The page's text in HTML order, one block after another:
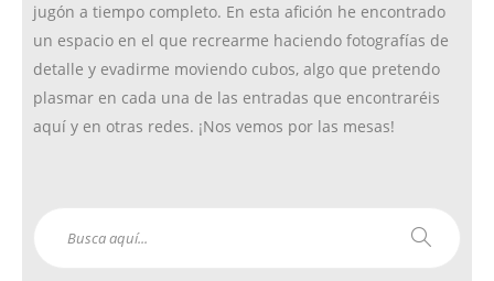
m
jugón a tiempo completo. En esta afición he encontrado
un espacio en el que recrearme haciendo fotografías de
detalle y evadirme moviendo cubos, algo que pretendo
plasmar en cada una de las entradas que encontraréis
aquí y en otras redes. ¡Nos vemos por las mesas!